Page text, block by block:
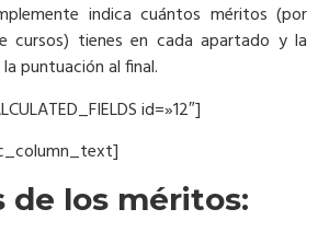
indica cuántos méritos (por
cursos) tienes en cada apartado y la
puntuación al final.
id=»12″]
de los méritos: